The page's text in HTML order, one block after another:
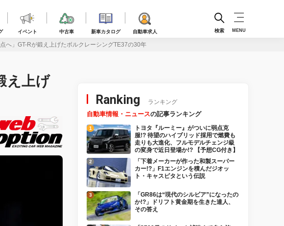
イベント 中古車 新車カタログ 自動車求人 検索 MENU
へ」GT-Rが鍛え上げたボルクレーシングTE37の30年
え上げ
Ranking ランキング
自動車情報・ニュースの記事ランキング
トヨタ『ルーミー』がついに弱点克
服!? 待望のハイブリッド採用で燃費も
走りも大進化、フルモデルチェンジ級
の変身で近日登場か!? 【予想CG付き】
「下着メーカーが作った和製スーパー
カー!?」F1エンジンを積んだジオッ
ト・キャスピタという伝説
「GR86は“現代のシルビア”になったの
か!?」ドリフト黄金期を生きた達人、
その答え